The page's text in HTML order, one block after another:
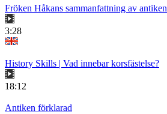
Fröken Håkans sammanfattning av antiken
3:28
History Skills | Vad innebar korsfästelse?
18:12
Antiken förklarad